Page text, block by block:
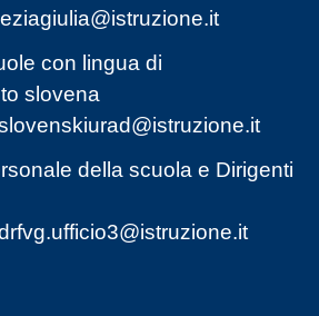
con lingua di
slovena
della scuola e Dirigenti